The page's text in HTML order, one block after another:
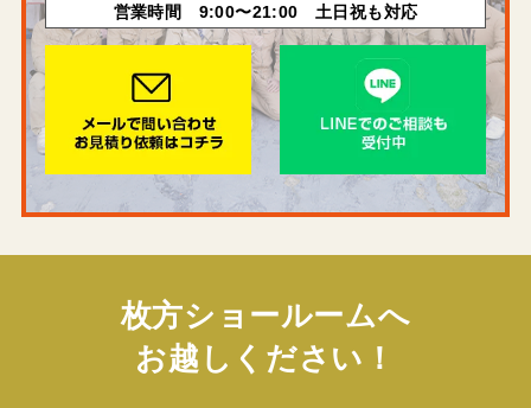
営業時間 9:00〜21:00 土日祝も対応
枚方ショールームへ
お越しください！